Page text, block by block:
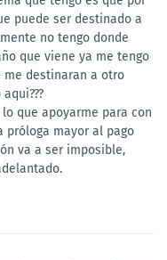
puede ser destinado a
no tengo donde
que viene ya me tengo
me destinaran a otro
que apoyarme para con
próloga mayor al pago
va a ser imposible,